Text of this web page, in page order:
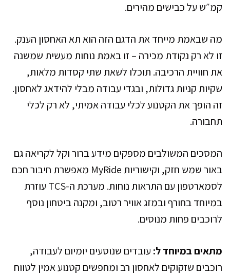
קמ״ש על כבישים מהירים.
מה שבאמת מייחד את הדגם הזה הוא תא האחסון הענק.
זו לא רק נקודת מכירה – זו באמת נוחות מעשית שמשנה
את חוויית הרכיבה. תוכלו לשאת שתי קסדות מלאות,
שקיות קניות גדולות, ובגדי עבודה מבלי להידאג לאחסון.
זה הופך את הקטנוע לכלי עבודה אמיתי, לא רק לכלי
תחבורה.
המסכים המשולבים מספקים מידע ברור וקל לקריאה גם
באור שמש חזק, וקישוריות MyRide מאפשרת חיבור חכם
לסמארטפון עם התראות נוחות. מערכת ה-TCS עוזרת
במיוחד בחורף ובמזג אוויר רטוב, ומקנה ביטחון נוסף
לרוכבים פחות מנוסים.
מתאים במיוחד ל: עובדים שנוסעים יומיום לעבודה,
רוכבים שזקוקים לאחסון רב ומחפשים קטנוע אמין לטווח